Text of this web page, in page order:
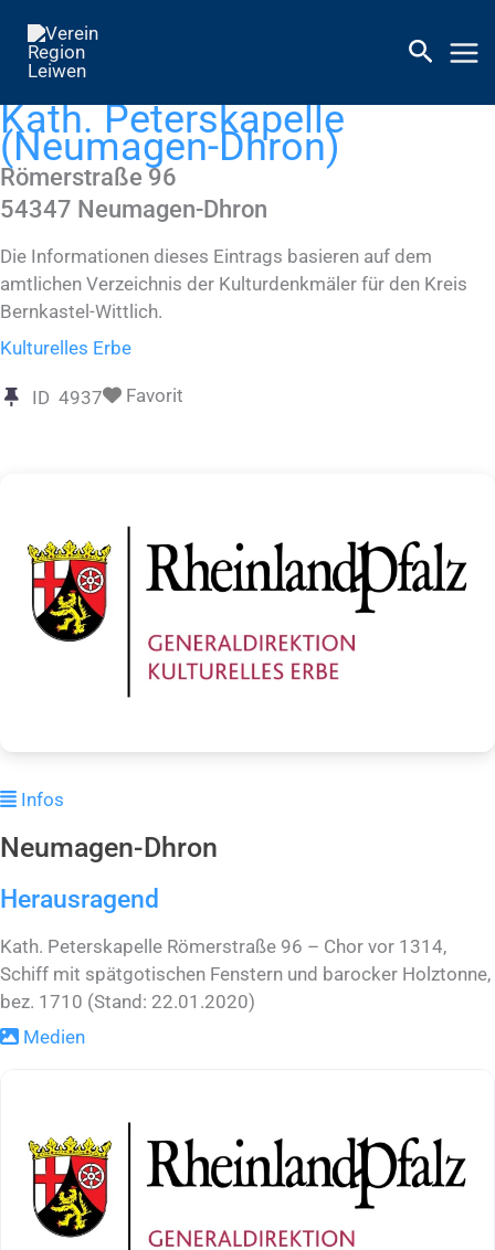
Inhalt
springen
Kath. Peterskapelle
(Neumagen-Dhron)
Römerstraße 96
54347 Neumagen-Dhron
Die Informationen dieses Eintrags basieren auf dem
amtlichen Verzeichnis der Kulturdenkmäler für den Kreis
Bernkastel-Wittlich.
Kulturelles Erbe
ID 4937 Favorit
Infos
Neumagen-Dhron
Herausragend
Kath. Peterskapelle Römerstraße 96 – Chor vor 1314,
Schiff mit spätgotischen Fenstern und barocker Holztonne,
bez. 1710 (Stand: 22.01.2020)
Medien